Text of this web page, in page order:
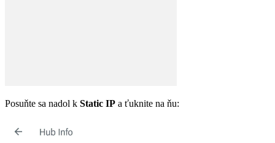
Posuňte sa nadol k Static IP a ťuknite na ňu: